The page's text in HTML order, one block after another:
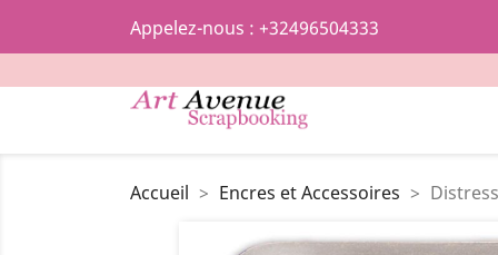
Appelez-nous : +32496504333
Accueil Encres et Accessoires